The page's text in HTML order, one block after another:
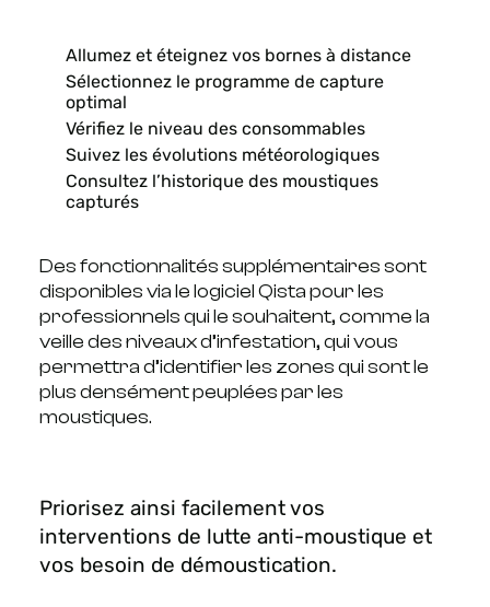
Allumez et éteignez vos bornes à distance
Sélectionnez le programme de capture
optimal
Vérifiez le niveau des consommables
Suivez les évolutions météorologiques
Consultez l’historique des moustiques
capturés
Des fonctionnalités supplémentaires sont
disponibles via le logiciel Qista pour les
professionnels qui le souhaitent, comme la
veille des niveaux d’infestation, qui vous
permettra d’identifier les zones qui sont le
plus densément peuplées par les
moustiques.
Priorisez ainsi facilement vos
interventions de lutte anti-moustique et
vos besoin de démoustication.